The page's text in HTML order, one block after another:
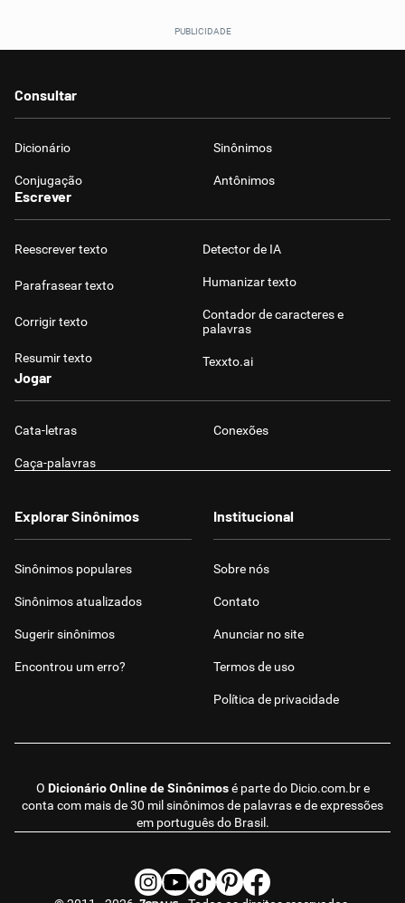
Consultar
Dicionário Sinônimos
Conjugação Antônimos
Escrever
Reescrever texto
Parafrasear texto
Corrigir texto
Resumir texto
Detector de IA
Humanizar texto
Contador de caracteres e
palavras
Texxto.ai
Jogar
Cata-letras Conexões
Caça-palavras
O Dicionário Online de Sinônimosé parte do Dicio.com.bre
conta com mais de 30 mil sinônimos de palavras e de expressões
em português do Brasil.
Explorar Sinônimos
Sinônimos populares
Sinônimos atualizados
Sugerir sinônimos
Encontrou um erro?
Institucional
Sobre nós
Contato
Anunciar no site
Termos de uso
Política de privacidade